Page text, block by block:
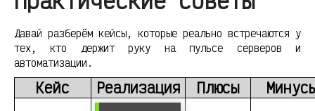
Давай разберём кейсы, которые реально встречаются у
тех, кто держит руку на пульсе серверов и
автоматизации.
Кейс Реализация Плюсы